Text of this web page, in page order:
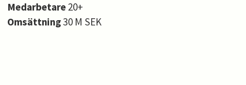
Medarbetare20+
Omsättning30 M SEK